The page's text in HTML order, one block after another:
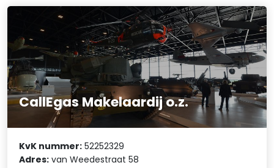
CallEgas Makelaardij o.z.
KvK nummer: 52252329
Adres: van Weedestraat 58